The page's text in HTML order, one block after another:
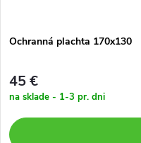
Ochranná plachta 170x130
45 €
na sklade - 1-3 pr. dni